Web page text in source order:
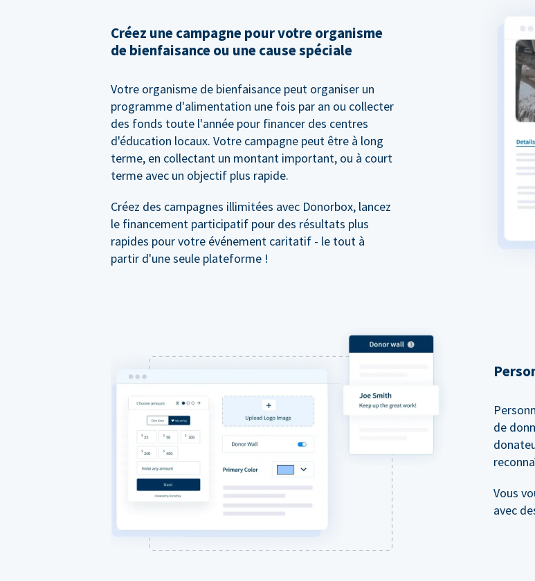
Créez une campagne pour votre organisme
de bienfaisance ou une cause spéciale
Votre organisme de bienfaisance peut organiser un
programme d'alimentation une fois par an ou collecter
des fonds toute l'année pour financer des centres
d'éducation locaux. Votre campagne peut être à long
terme, en collectant un montant important, ou à court
terme avec un objectif plus rapide.
Créez des campagnes illimitées avec Donorbox, lancez
le financement participatif pour des résultats plus
rapides pour votre événement caritatif - le tout à
partir d'une seule plateforme !
de
Vous
avec